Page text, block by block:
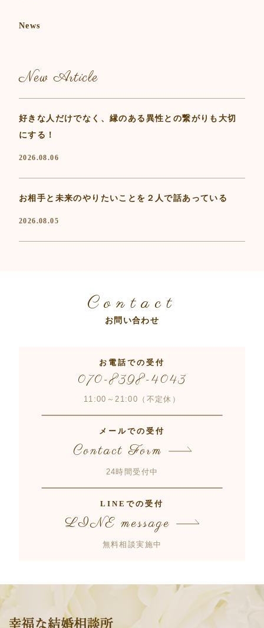
News
New Article
好きな人だけでなく、縁のある異性との繋がりも大切
にする！
2026.08.06
お相手と未来のやりたいことを２人で話あっている
2026.08.05
Contact
お問い合わせ
お電話での受付
070-8398-4043
11:00～21:00（不定休）
メールでの受付
Contact Form
24時間受付中
LINEでの受付
LINE message
無料相談実施中